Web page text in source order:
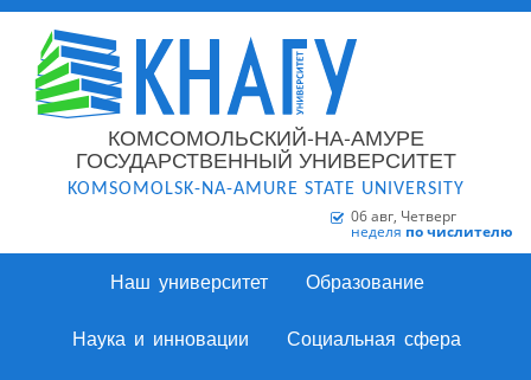
КОМСОМОЛЬСКИЙ-НА-АМУРЕ
ГОСУДАРСТВЕННЫЙ УНИВЕРСИТЕТ
KOMSOMOLSK-NA-AMURE STATE UNIVERSITY
06 авг, Четверг
неделя по числителю
Наш университет Образование
Наука и инновации Социальная сфера